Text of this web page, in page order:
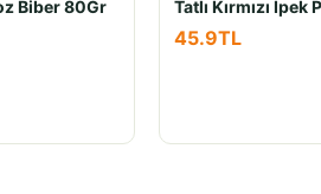
Biber 80Gr
45.9TL